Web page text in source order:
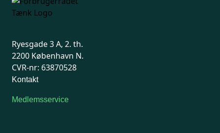
Ryesgade 3 A, 2. th.
2200 København N.
CVR-nr: 63870528
Kontakt
Medlemsservice